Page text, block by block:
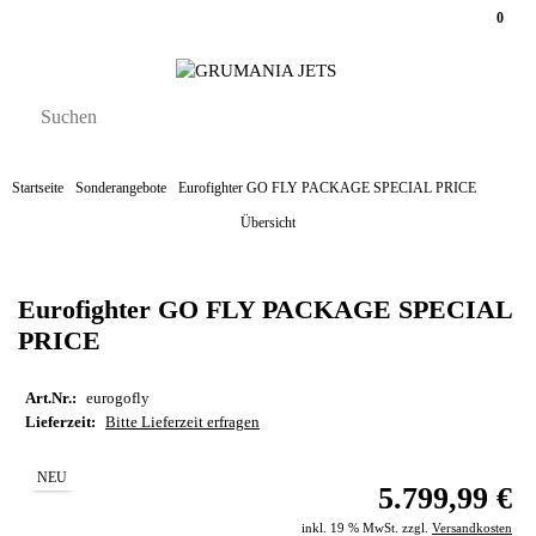
0
Startseite Sonderangebote Eurofighter GO FLY PACKAGE SPECIAL PRICE
Übersicht
Eurofighter GO FLY PACKAGE SPECIAL
PRICE
Art.Nr.:
eurogofly
Lieferzeit:
Bitte Lieferzeit erfragen
NEU
5.799,99 €
inkl. 19 % MwSt. zzgl. Versandkosten